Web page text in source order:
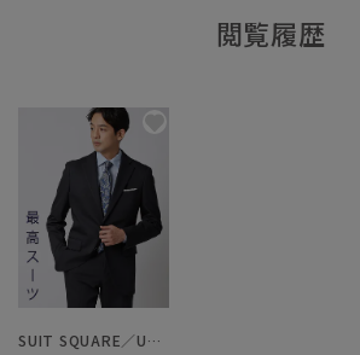
閲覧履歴
SUIT SQUARE／UNIVERSAL LANGUAGE